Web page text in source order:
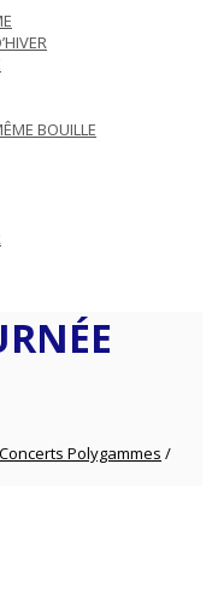
BOUILLE
Concerts Polygammes /